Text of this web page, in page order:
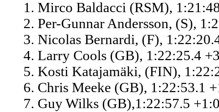
1. Mirco Baldacci (RSM),
2. Per-Gunnar Andersson, (S),
3. Nicolas Bernardi, (F),
4. Larry Cools (GB), 1:22:25.4
5. Kosti Katajamäki, (FIN),
6. Chris Meeke (GB), 1:22:53.1
7. Guy Wilks (GB),1:22:57.5